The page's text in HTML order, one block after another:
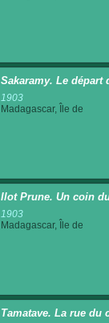
Sakaramy. Le départ
1903
Madagascar, Île de
Ilot Prune. Un coin
1903
Madagascar, Île de
Tamatave. La rue du